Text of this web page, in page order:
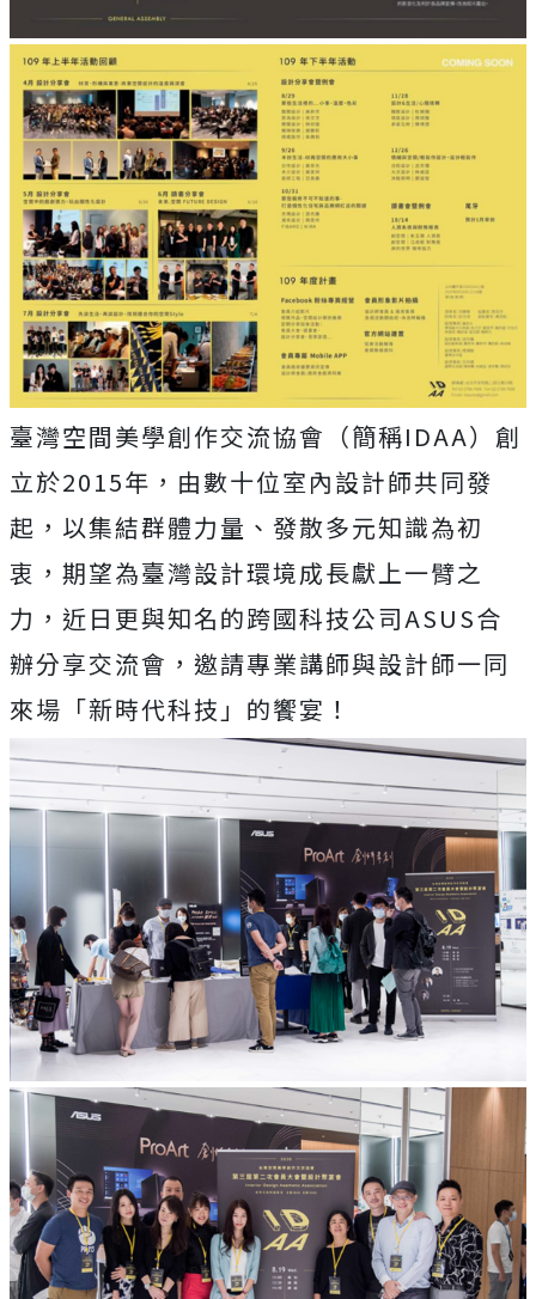
臺灣空間美學創作交流協會（簡稱IDAA）創
立於2015年，由數十位室內設計師共同發
起，以集結群體力量、發散多元知識為初
衷，期望為臺灣設計環境成長獻上一臂之
力，近日更與知名的跨國科技公司ASUS合
辦分享交流會，邀請專業講師與設計師一同
來場「新時代科技」的饗宴！